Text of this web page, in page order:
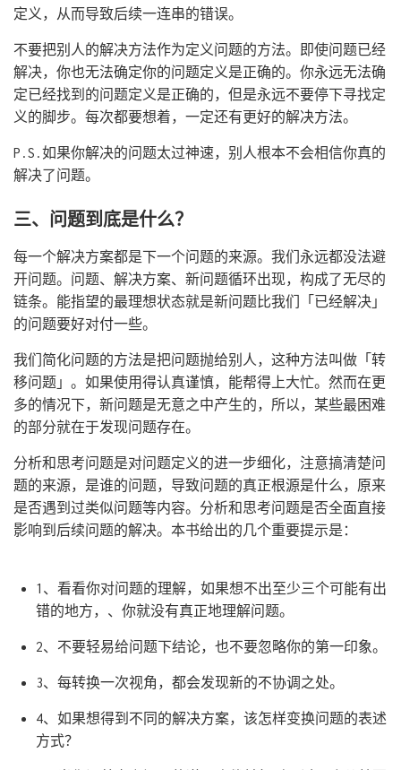
定义，从而导致后续一连串的错误。
不要把别人的解决方法作为定义问题的方法。即使问题已经
解决，你也无法确定你的问题定义是正确的。你永远无法确
定已经找到的问题定义是正确的，但是永远不要停下寻找定
义的脚步。每次都要想着，一定还有更好的解决方法。
P.S.如果你解决的问题太过神速，别人根本不会相信你真的
解决了问题。
三、问题到底是什么？
每一个解决方案都是下一个问题的来源。我们永远都没法避
开问题。问题、解决方案、新问题循环出现，构成了无尽的
链条。能指望的最理想状态就是新问题比我们「已经解决」
的问题要好对付一些。
我们简化问题的方法是把问题抛给别人，这种方法叫做「转
移问题」。如果使用得认真谨慎，能帮得上大忙。然而在更
多的情况下，新问题是无意之中产生的，所以，某些最困难
的部分就在于发现问题存在。
分析和思考问题是对问题定义的进一步细化，注意搞清楚问
题的来源，是谁的问题，导致问题的真正根源是什么，原来
是否遇到过类似问题等内容。分析和思考问题是否全面直接
影响到后续问题的解决。本书给出的几个重要提示是：
1、看看你对问题的理解，如果想不出至少三个可能有出
错的地方，、你就没有真正地理解问题。
2、不要轻易给问题下结论，也不要忽略你的第一印象。
3、每转换一次视角，都会发现新的不协调之处。
4、如果想得到不同的解决方案，该怎样变换问题的表述
方式？